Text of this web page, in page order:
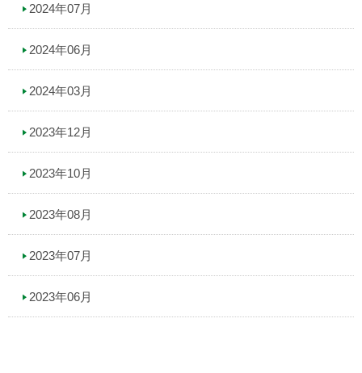
2024年07月
2024年06月
2024年03月
2023年12月
2023年10月
2023年08月
2023年07月
2023年06月